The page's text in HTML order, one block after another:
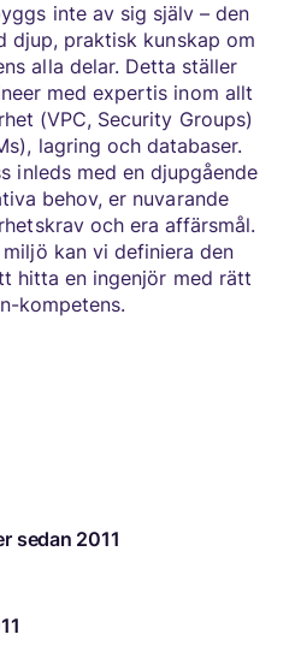
inte av sig själv – den
djup, praktisk kunskap om
alla delar. Detta ställer
med expertis inom allt
(VPC, Security Groups)
lagring och databaser.
inleds med en djupgående
behov, er nuvarande
och era affärsmål.
kan vi definiera den
hitta en ingenjör med rätt
kompetens.
sedan 2011